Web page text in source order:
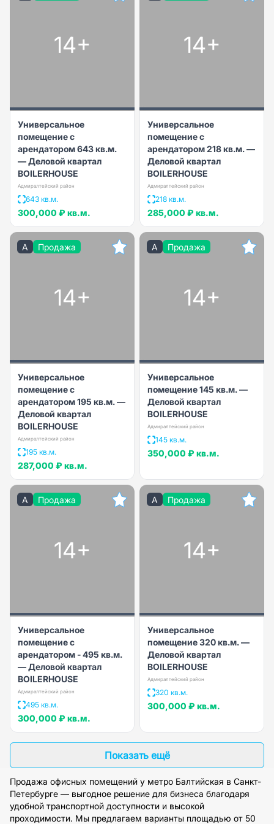
14+
Универсальное
помещение с
арендатором 643 кв.м.
— Деловой квартал
BOILERHOUSE
Адмиралтейский район
643 кв.м.
300,000 ₽ кв.м.
14+
Универсальное
помещение с
арендатором 218 кв.м. —
Деловой квартал
BOILERHOUSE
Адмиралтейский район
218 кв.м.
285,000 ₽ кв.м.
A Продажа
14+
Универсальное
помещение с
арендатором 195 кв.м. —
Деловой квартал
BOILERHOUSE
Адмиралтейский район
195 кв.м.
287,000 ₽ кв.м.
A Продажа
14+
Универсальное
помещение 145 кв.м. —
Деловой квартал
BOILERHOUSE
Адмиралтейский район
145 кв.м.
350,000 ₽ кв.м.
A Продажа
14+
Универсальное
помещение с
арендатором - 495 кв.м.
— Деловой квартал
BOILERHOUSE
Адмиралтейский район
495 кв.м.
300,000 ₽ кв.м.
A Продажа
14+
Универсальное
помещение 320 кв.м. —
Деловой квартал
BOILERHOUSE
Адмиралтейский район
320 кв.м.
300,000 ₽ кв.м.
Показать ещё
Продажа офисных помещений у метро Балтийская в Санкт-
Петербурге — выгодное решение для бизнеса благодаря
удобной транспортной доступности и высокой
проходимости. Мы предлагаем варианты площадью от 50